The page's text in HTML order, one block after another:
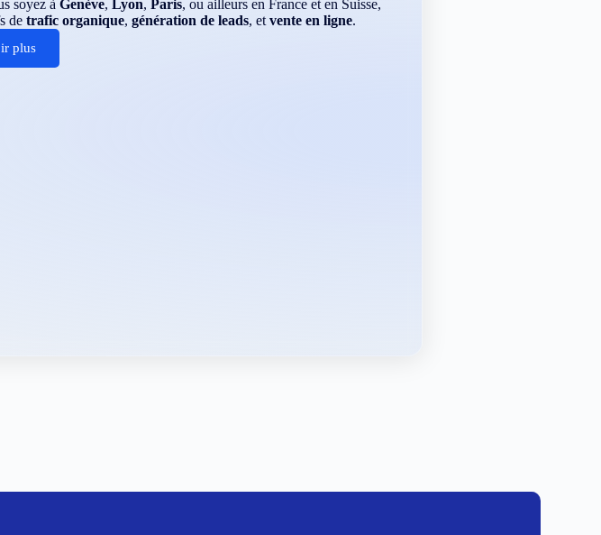
soyez à Genève, Lyon, Paris, ou ailleurs en France et en Suisse,
de trafic organique, génération de leads, et vente en ligne.
plus